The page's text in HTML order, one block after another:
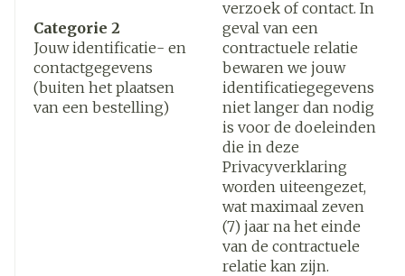
Categorie 2
Jouw identificatie- en
contactgegevens
(buiten het plaatsen
van een bestelling)
verzoek of contact. In
geval van een
contractuele relatie
bewaren we jouw
identificatiegegevens
niet langer dan nodig
is voor de doeleinden
die in deze
Privacyverklaring
worden uiteengezet,
wat maximaal zeven
(7) jaar na het einde
van de contractuele
relatie kan zijn.